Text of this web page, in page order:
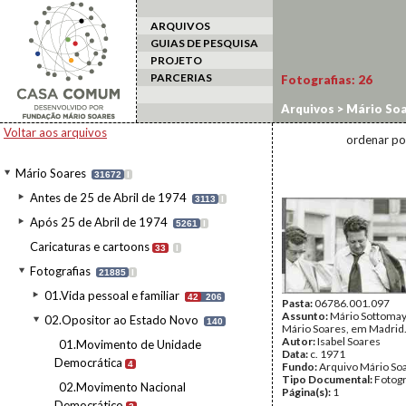
ARQUIVOS
GUIAS DE PESQUISA
PROJETO
PARCERIAS
Voltar aos arquivos
Mário Soares 31672 I
Antes de 25 de Abril de 1974 3113 I
Após 25 de Abril de 1974 5261 I
Caricaturas e cartoons 33 I
Fotografias 21885 I
01.Vida pessoal e familiar 42 206
02.Opositor ao Estado Novo 140
01.Movimento de Unidade
Democrática
4
02.Movimento Nacional
Fotografias: 26
Arquivos > Mário
Madrid
ordenar
Pasta:06786.001.097
Assunto:Mário
Mário Soares, em Madrid.
Autor:Isabel Soares
Data: c. 1971
Fundo:Arquivo Mário
Tipo Documental:
Página(s): 1